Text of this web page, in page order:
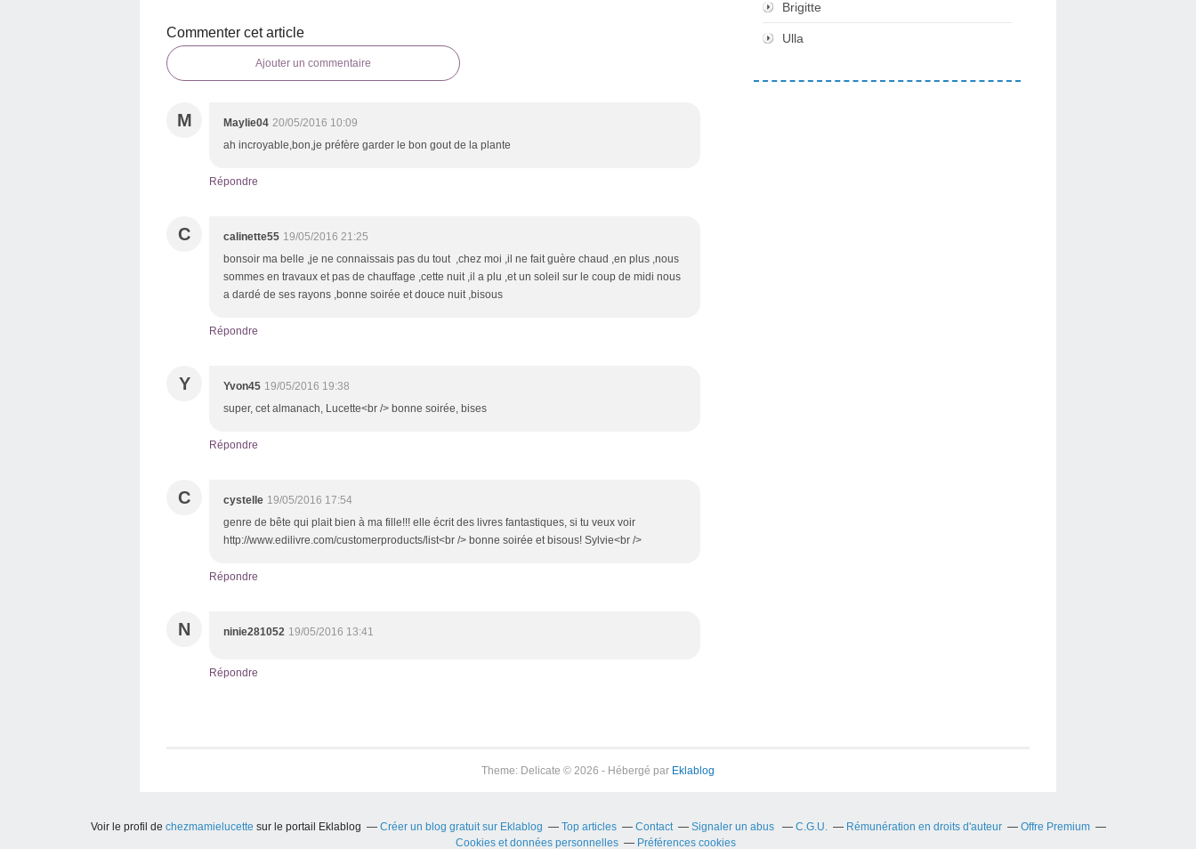
Commenter cet article
Ajouter un commentaire
M Maylie04 20/05/2016 10:09
ah incroyable,bon,je préfère garder le bon gout de la plante
Répondre
C calinette55 19/05/2016 21:25
bonsoir ma belle ,je ne connaissais pas du tout ,chez moi ,il ne fait guère chaud ,en plus ,nous
sommes en travaux et pas de chauffage ,cette nuit ,il a plu ,et un soleil sur le coup de midi nous
a dardé de ses rayons ,bonne soirée et douce nuit ,bisous
Répondre
Y Yvon45 19/05/2016 19:38
super, cet almanach, Lucette<br /> bonne soirée, bises
Répondre
C cystelle 19/05/2016 17:54
genre de bête qui plait bien à ma fille!!! elle écrit des livres fantastiques, si tu veux voir
http://www.edilivre.com/customerproducts/list<br /> bonne soirée et bisous! Sylvie<br />
Répondre
N ninie281052 19/05/2016 13:41
Répondre
Brigitte
Ulla
Theme: Delicate © 2026 - Hébergé par Eklablog
Voir le profil de chezmamielucette sur le portail Eklablog Créer un blog gratuit sur Eklablog Top articles Contact Signaler un abus C.G.U. Rémunération en droits d'auteur
Offre Premium
Cookies et données personnelles
Préférences cookies